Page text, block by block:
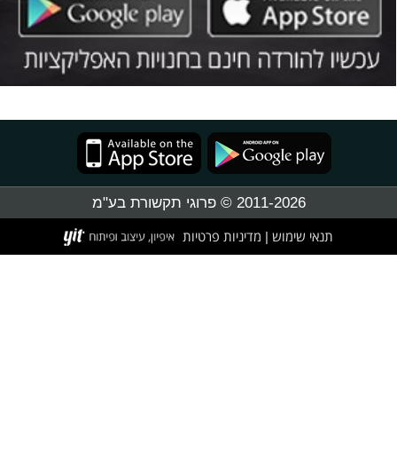
2011-2026 © פרוגי תקשורת בע"מ
תנאי שימוש מדיניות פרטיות